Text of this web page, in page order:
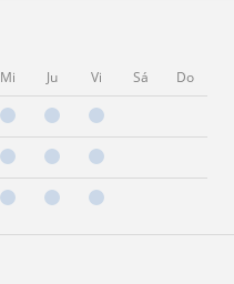
Mi Ju Vi Sá Do